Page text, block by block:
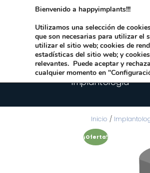
Dirección:
Implantologia
Inicio /
¡Oferta!
Bienvenido a happyimplants!!!
Utilizamos una selección de
que son necesarias para utilizar el
utilizar el sitio web; cookies de
estadísticas del sitio web; y
relevantes. Puede aceptar y
cualquier momento en